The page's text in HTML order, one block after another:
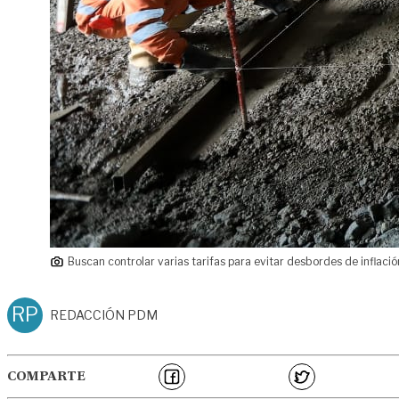
Buscan controlar varias tarifas para evitar desbordes de
RP REDACCIÓN PDM
COMPARTE